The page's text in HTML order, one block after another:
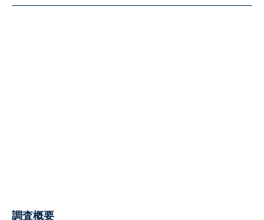
調査概要